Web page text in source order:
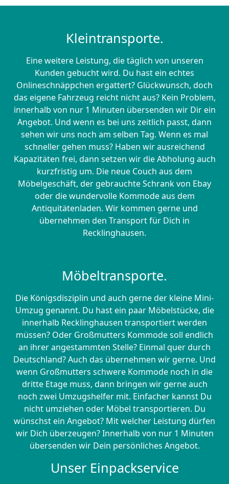
Kleintransporte.
Eine weitere Leistung, die täglich von unseren
Kunden gebucht wird. Du hast ein echtes
Onlineschnäppchen ergattert? Glückwunsch, doch
das eigene Fahrzeug reicht nicht aus? Kein Problem,
innerhalb von nur 1 Minuten übersenden wir Dir ein
Angebot. Und wenn es bei uns zeitlich passt, dann
sehen wir uns noch am selben Tag. Wenn es mal
schneller gehen muss? Haben wir ausreichend
Kapazitäten frei, dann setzen wir die Abholung auch
kurzfristig um. Die neue Couch aus dem
Möbelgeschäft, der gebrauchte Schrank von Ebay
oder die wundervolle Kommode aus dem
Antiquitätenladen. Wir kommen gerne und
übernehmen den Transport für Dich in
Recklinghausen.
Möbeltransporte.
Die Königsdisziplin und auch gerne der kleine Mini-
Umzug genannt. Du hast ein paar Möbelstücke, die
innerhalb Recklinghausen transportiert werden
müssen? Oder Großmutters Kommode soll endlich
an ihrer angestammten Stelle? Einmal quer durch
Deutschland? Auch das übernehmen wir gerne. Und
wenn Großmutters schwere Kommode noch in die
dritte Etage muss, dann bringen wir gerne auch
noch zwei Umzugshelfer mit. Einfacher kannst Du
nicht umziehen oder Möbel transportieren. Du
wünschst ein Angebot? Mit welcher Leistung dürfen
wir Dich überzeugen? Innerhalb von nur 1 Minuten
übersenden wir Dein persönliches Angebot.
Unser Einpackservice